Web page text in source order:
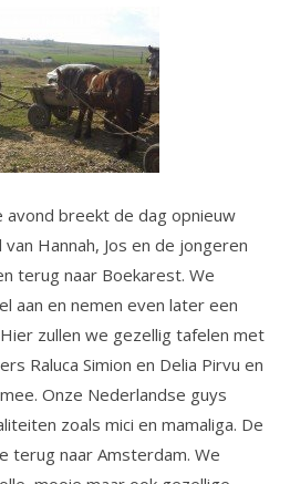
avond breekt de dag opnieuw
Hannah, Jos en de jongeren
terug naar Boekarest. We
aan en nemen even later een
zullen we gezellig tafelen met
Raluca Simion en Delia Pirvu en
Onze Nederlandse guys
zoals mici en mamaliga. De
terug naar Amsterdam. We